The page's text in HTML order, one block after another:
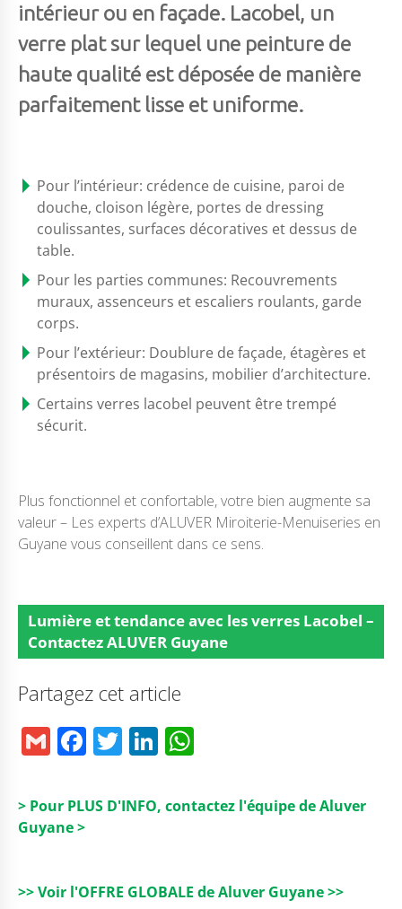
intérieur ou en façade. Lacobel, un
verre plat sur lequel une peinture de
haute qualité est déposée de manière
parfaitement lisse et uniforme.
Pour l’intérieur: crédence de cuisine, paroi de
douche, cloison légère, portes de dressing
coulissantes, surfaces décoratives et dessus de
table.
Pour les parties communes: Recouvrements
muraux, assenceurs et escaliers roulants, garde
corps.
Pour l’extérieur: Doublure de façade, étagères et
présentoirs de magasins, mobilier d’architecture.
Certains verres lacobel peuvent être trempé
sécurit.
Plus fonctionnel et confortable, votre bien augmente sa
valeur – Les experts d’ALUVER Miroiterie-Menuiseries en
Guyane vous conseillent dans ce sens.
Lumière et tendance avec les verres Lacobel –
Contactez ALUVER Guyane
Partagez cet article
G
ai
l
F
c
o
T
it
r
Li
k
n
a
p
> Pour PLUS D'INFO, contactez l'équipe de Aluver
Guyane >
>> Voir l'OFFRE GLOBALE de Aluver Guyane >>